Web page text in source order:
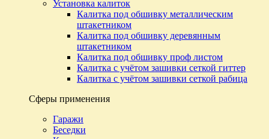
Установка калиток
Калитка под обшивку металлическим
штакетником
Калитка под обшивку деревянным
штакетником
Калитка под обшивку проф листом
Калитка с учётом зашивки сеткой гиттер
Калитка с учётом зашивки сеткой рабица
Сферы применения
Гаражи
Беседки